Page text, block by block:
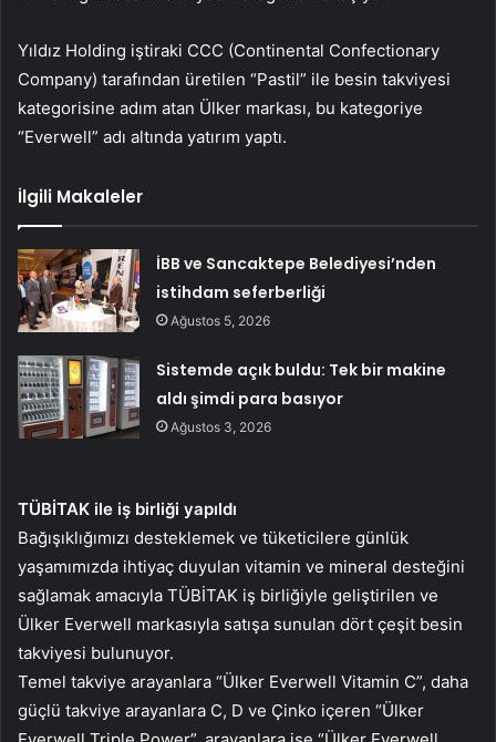
Yıldız Holding iştiraki CCC (Continental Confectionary
Company) tarafından üretilen “Pastil” ile besin takviyesi
kategorisine adım atan Ülker markası, bu kategoriye
“Everwell” adı altında yatırım yaptı.
İlgili Makaleler
İBB ve Sancaktepe Belediyesi’nden
istihdam seferberliği
Ağustos 5, 2026
Sistemde açık buldu: Tek bir makine
aldı şimdi para basıyor
Ağustos 3, 2026
TÜBİTAK ile iş birliği yapıldı
Bağışıklığımızı desteklemek ve tüketicilere günlük
yaşamımızda ihtiyaç duyulan vitamin ve mineral desteğini
sağlamak amacıyla TÜBİTAK iş birliğiyle geliştirilen ve
Ülker Everwell markasıyla satışa sunulan dört çeşit besin
takviyesi bulunuyor.
Temel takviye arayanlara “Ülker Everwell Vitamin C”, daha
güçlü takviye arayanlara C, D ve Çinko içeren “Ülker